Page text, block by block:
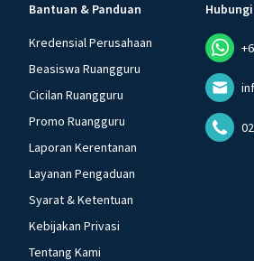
Bantuan & Panduan
Kredensial Perusahaan
Beasiswa Ruangguru
Cicilan Ruangguru
Promo Ruangguru
Laporan Kerentanan
Layanan Pengaduan
Syarat & Ketentuan
Kebijakan Privasi
Tentang Kami